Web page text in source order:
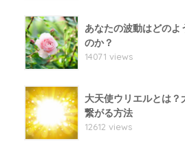
あなたの波動はどのよ
のか？
14071 views
大天使ウリエルとは？
繋がる方法
12612 views